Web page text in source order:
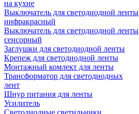
на кухне
Выключатель для светодиодной ленты
инфракрасный
Выключатель для светодиодной ленты
сенсорный
Заглушки для светодиодной ленты
Крепеж для светодиодной ленты
Монтажный комлект для ленты
Трансформатор для светодиодных
лент
Шнур питания для ленты
Усилитель
Светодиодные светильники